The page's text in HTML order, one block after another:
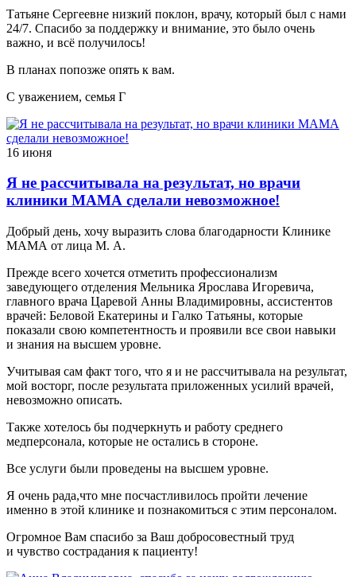
Татьяне Сергеевне низкий поклон, врачу, который был с нами
24/7. Спасибо за поддержку и внимание, это было очень
важно, и всё получилось!
В планах попозже опять к вам.
С уважением, семья Г
16 июня
Я не рассчитывала на результат, но врачи
клиники МАМА сделали невозможное!
Добрый день, хочу выразить слова благодарности Клинике
МАМА от лица М. А.
Прежде всего хочется отметить профессионализм
заведующего отделения Мельника Ярослава Игоревича,
главного врача Царевой Анны Владимировны, ассистентов
врачей: Беловой Екатерины и Галко Татьяны, которые
показали свою компетентность и проявили все свои навыки
и знания на высшем уровне.
Учитывая сам факт того, что я и не рассчитывала на результат,
мой восторг, после результата приложенных усилий врачей,
невозможно описать.
Также хотелось бы подчеркнуть и работу среднего
медперсонала, которые не остались в стороне.
Все услуги были проведены на высшем уровне.
Я очень рада,что мне посчастливилось пройти лечение
именно в этой клинике и познакомиться с этим персоналом.
Огромное Вам спасибо за Ваш добросовестный труд
и чувство сострадания к пациенту!